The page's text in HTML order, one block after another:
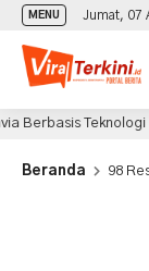
MENU Jumat, 07
Berbasis Teknologi
Beranda 98